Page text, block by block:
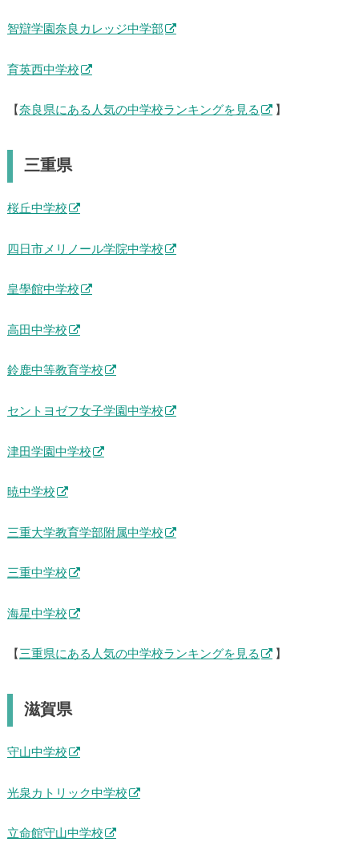
智辯学園奈良カレッジ中学部
育英西中学校
【 奈良県にある人気の中学校ランキングを見る 】
三重県
桜丘中学校
四日市メリノール学院中学校
皇學館中学校
高田中学校
鈴鹿中等教育学校
セントヨゼフ女子学園中学校
津田学園中学校
暁中学校
三重大学教育学部附属中学校
三重中学校
海星中学校
【 三重県にある人気の中学校ランキングを見る 】
滋賀県
守山中学校
光泉カトリック中学校
立命館守山中学校